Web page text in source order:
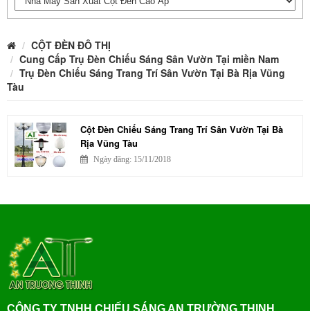
CỘT ĐÈN ĐÔ THỊ
Cung Cấp Trụ Đèn Chiếu Sáng Sân Vườn Tại miền Nam
Trụ Đèn Chiếu Sáng Trang Trí Sân Vườn Tại Bà Rịa Vũng
Tàu
Cột Đèn Chiếu Sáng Trang Trí Sân Vườn Tại Bà
Rịa Vũng Tàu
Ngày đăng: 15/11/2018